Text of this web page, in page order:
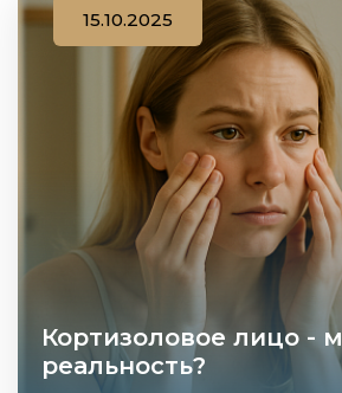
Кортизоловое лицо -
реальность?
15.10.2025